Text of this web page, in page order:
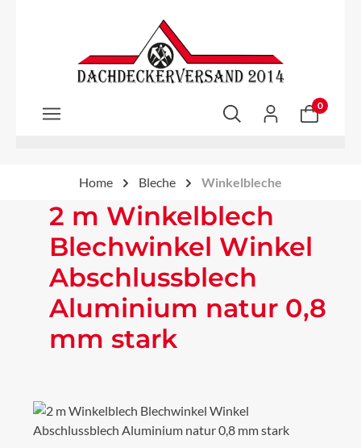
Zum Hauptinhalt springen
0
Home Bleche Winkelbleche
2 m Winkelblech
Blechwinkel Winkel
Abschlussblech
Aluminium natur 0,8
mm stark
Bildergalerie überspringen